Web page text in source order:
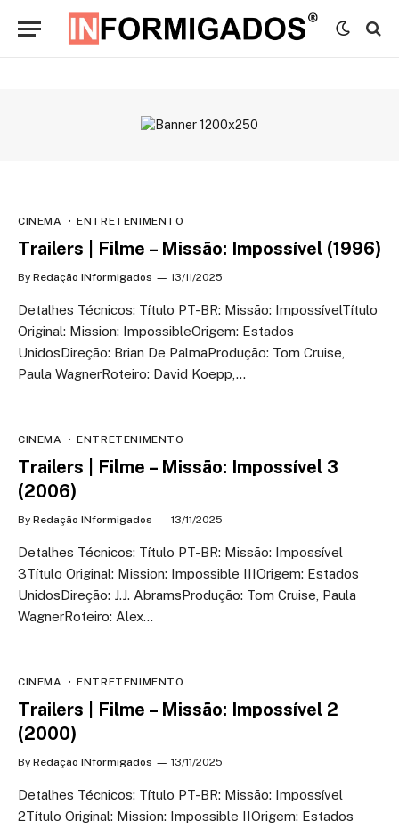
CINEMA ENTRETENIMENTO
Trailers | Filme – Missão: Impossível (1996)
By Redação INformigados 13/11/2025
Detalhes Técnicos: Título PT-BR: Missão: ImpossívelTítulo
Original: Mission: ImpossibleOrigem: Estados
UnidosDireção: Brian De PalmaProdução: Tom Cruise,
Paula WagnerRoteiro: David Koepp,…
CINEMA ENTRETENIMENTO
Trailers | Filme – Missão: Impossível 3
(2006)
By Redação INformigados 13/11/2025
Detalhes Técnicos: Título PT-BR: Missão: Impossível
3Título Original: Mission: Impossible IIIOrigem: Estados
UnidosDireção: J.J. AbramsProdução: Tom Cruise, Paula
WagnerRoteiro: Alex…
CINEMA ENTRETENIMENTO
Trailers | Filme – Missão: Impossível 2
(2000)
By Redação INformigados 13/11/2025
Detalhes Técnicos: Título PT-BR: Missão: Impossível
2Título Original: Mission: Impossible IIOrigem: Estados